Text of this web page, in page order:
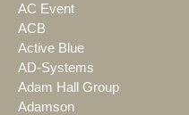
AC Event
ACB
Active Blue
AD-Systems
Adam Hall Group
Adamson